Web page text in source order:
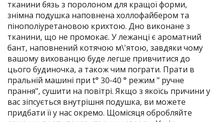
тканини бязь з поролоном для кращої форми,
знімна подушка наповнена холлофайбером та
пінополіуретановою крихтою. Дно виконане з
тканини, що не промокає. У лежанці є ароматний
бант, наповнений котячою м\'ятою, завдяки чому
вашому вихованцю буде легше привчитися до
цього будиночка, а також чим пограти. Прати в
пральній машині при t° 30-40 ° режим " ручне
прання", сушити на повітрі. Якщо з якоїсь причини у
вас зіпсується внутрішня подушка, ви можете
придбати її у нас окремо. Щомісяця обробляйте